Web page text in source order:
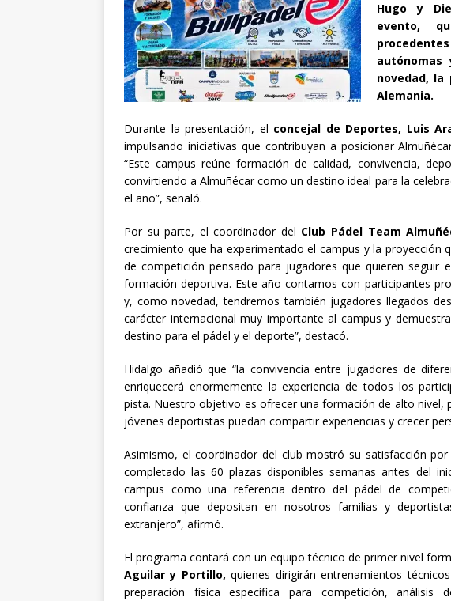
Hugo y
evento,
autónomas
novedad, la
Alemania.
Durante la presentación, el concejal de Deportes, Luis
impulsando iniciativas que contribuyan a posicionar
“Este campus reúne formación de calidad, convivencia,
convirtiendo a Almuñécar como un destino ideal para la
el año”, señaló.
Por su parte, el coordinador del Club Pádel Team
crecimiento que ha experimentado el campus y la proyección
de competición pensado para jugadores que quieren seguir
formación deportiva. Este año contamos con participantes
y, como novedad, tendremos también jugadores llegados
carácter internacional muy importante al campus y
destino para el pádel y el deporte”, destacó.
Hidalgo añadió que “la convivencia entre jugadores de
enriquecerá enormemente la experiencia de todos los
pista. Nuestro objetivo es ofrecer una formación de alto nivel,
jóvenes deportistas puedan compartir experiencias y crecer
Asimismo, el coordinador del club mostró su satisfacción
completado las 60 plazas disponibles semanas antes del
campus como una referencia dentro del pádel de
confianza que depositan en nosotros familias y
extranjero”, afirmó.
El programa contará con un equipo técnico de primer nivel
Aguilar y Portillo, quienes dirigirán entrenamientos
preparación física específica para competición,